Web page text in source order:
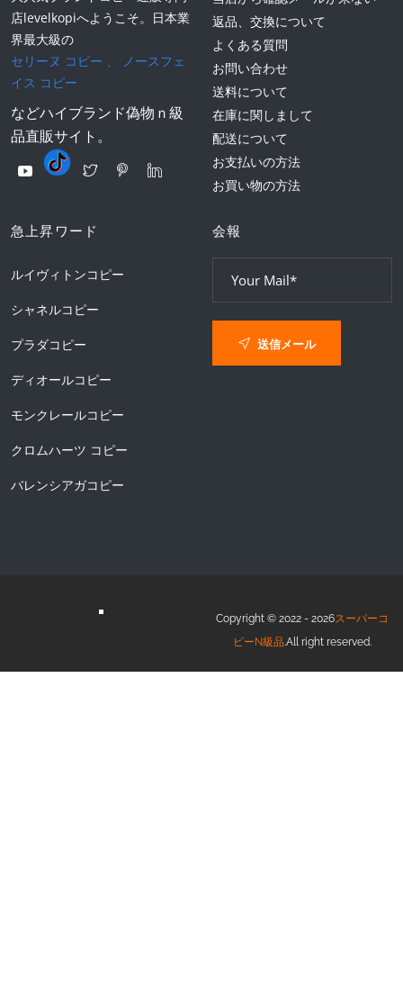
店levelkopiへようこそ。日本業
界最大級の
セリーヌ コピー 、
ノースフェ
イス コピー
などハイブランド偽物ｎ級
品直販サイト。
返品、交換について
よくある質問
お問い合わせ
送料について
在庫に関しまして
配送について
お支払いの方法
お買い物の方法
急上昇ワード
ルイヴィトンコピー
シャネルコピー
プラダコピー
ディオールコピー
モンクレールコピー
クロムハーツ コピー
バレンシアガコピー
会報
送信メール
Copyright © 2022 - 2026スーパーコ
ピーN級品.All right reserved.